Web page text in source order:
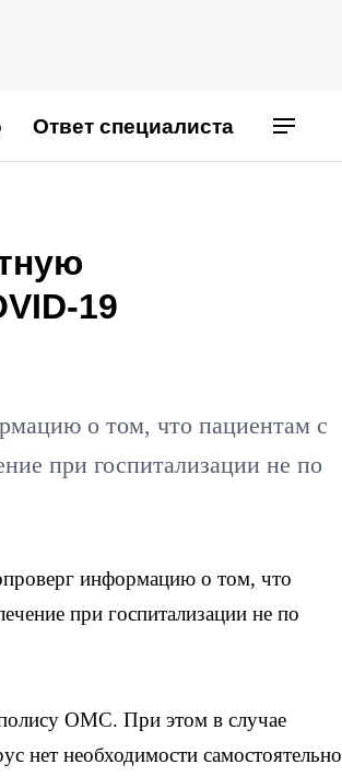
Ответ специалиста
19
о том, что пациентам с
при госпитализации не по
информацию о том, что
при госпитализации не по
ОМС. При этом в случае
нет необходимости самостоятельно